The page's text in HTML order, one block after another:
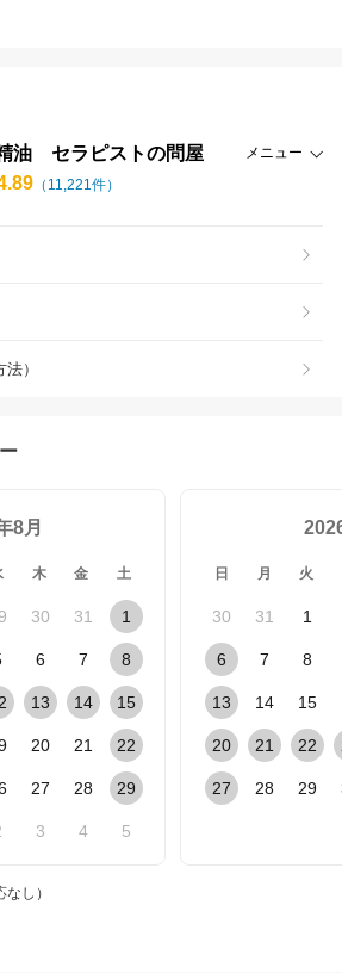
油 セラピストの問屋 メニュー
（ 11,221件）
）
8月
木 金 土
30 31 1
6 7 8
13 14 15
20 21 22
27 28 29
3 4 5
日 月 火
30 31 1
6 7 8
13 14 15
20 21 22
27 28 29
し）